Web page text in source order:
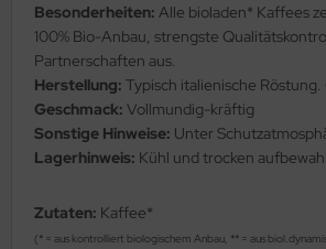
Besonderheiten: Alle bioladen* Kaffees
100% Bio-Anbau, strengste
Partnerschaften aus.
Herstellung: Typisch italienische Röstung.
Geschmack: Vollmundig-kräftig
Sonstige Hinweise: Unter
Lagerhinweis: Kühl und trocken
Zutaten: Kaffee*
(* = aus kontrolliert biologischem Anbau, ** = aus